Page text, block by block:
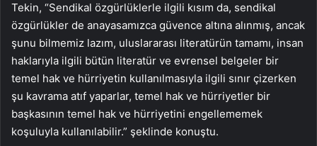
Tekin, “Sendikal özgürlüklerle ilgili kısım da, sendikal
özgürlükler de anayasamızca güvence altına alınmış, ancak
şunu bilmemiz lazım, uluslararası literatürün tamamı, insan
haklarıyla ilgili bütün literatür ve evrensel belgeler bir
temel hak ve hürriyetin kullanılmasıyla ilgili sınır çizerken
şu kavrama atıf yaparlar, temel hak ve hürriyetler bir
başkasının temel hak ve hürriyetini engellememek
koşuluyla kullanılabilir.” şeklinde konuştu.